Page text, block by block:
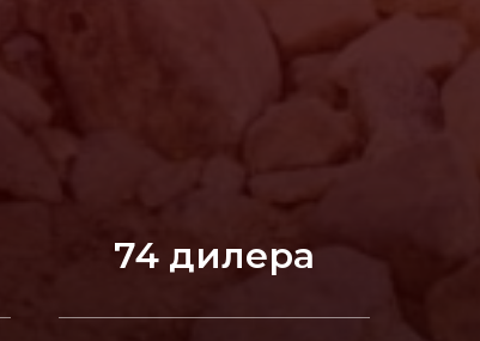
74 дилера